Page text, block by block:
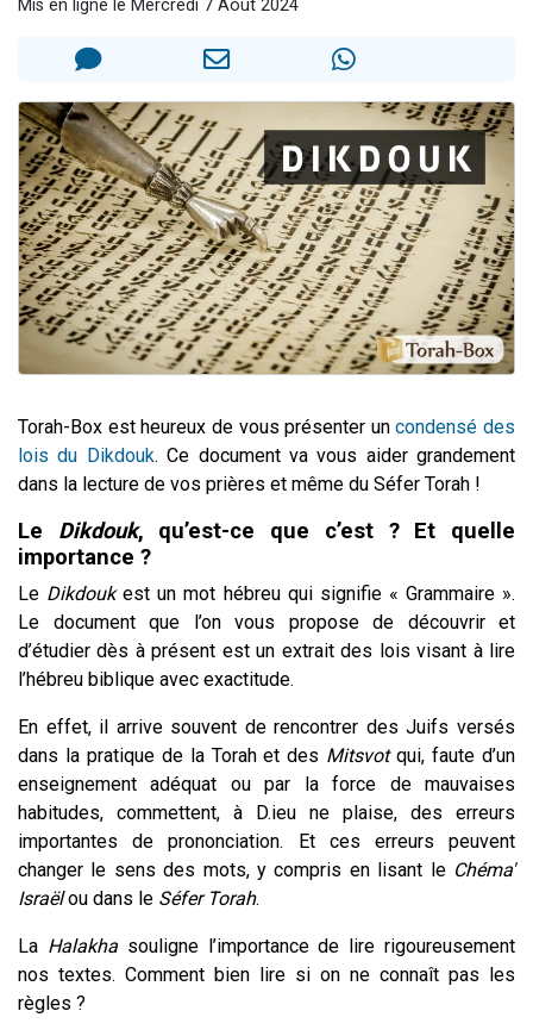
12 nouvelles musiques dans Torah-Box Music
2 personnes viennent de nous rejoindre sur WhatsApp
2 personnes viennent de nous rejoindre sur WhatsApp
Mis en ligne le Mercredi 7 Août 2024
Torah-Box est heureux de vous présenter uncondensé des
lois du Dikdouk. Ce document va vous aider grandement
dans la lecture de vos prières et même du Séfer Torah !
Le Dikdouk, qu’est-ce que c’est ? Et quelle
importance ?
Le Dikdoukest un mot hébreu qui signifie « Grammaire ».
Le document que l’on vous propose de découvrir et
d’étudier dès à présent est un extrait des lois visant à lire
l’hébreu biblique avec exactitude.
En effet, il arrive souvent de rencontrer des Juifs versés
dans la pratique de la Torah et des Mitsvotqui, faute d’un
enseignement adéquat ou par la force de mauvaises
habitudes, commettent, à D.ieu ne plaise, des erreurs
importantes de prononciation. Et ces erreurs peuvent
changer le sens des mots, y compris en lisant le Chéma'
Israëlou dans le Séfer Torah.
La Halakhasouligne l’importance de lire rigoureusement
nos textes. Comment bien lire si on ne connaît pas les
règles ?